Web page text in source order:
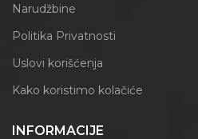
Narudžbine
Politika Privatnosti
Uslovi korišćenja
Kako koristimo kolačiće
INFORMACIJE